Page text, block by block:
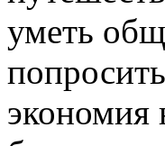
уметь
экономия